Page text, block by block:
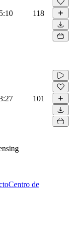
5:10 118
101
Centro de